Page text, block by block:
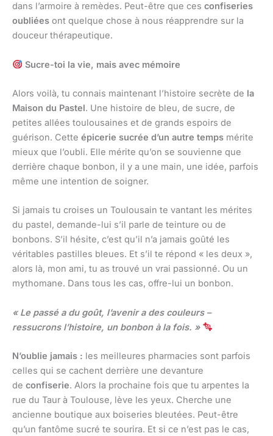
dans l’armoire à remèdes. Peut-être que ces confiseries
oubliées ont quelque chose à nous réapprendre sur la
douceur thérapeutique.
Sucre-toi la vie, mais avec mémoire
Alors voilà, tu connais maintenant l’histoire secrète de la
Maison du Pastel. Une histoire de bleu, de sucre, de
petites allées toulousaines et de grands espoirs de
guérison. Cette épicerie sucrée d’un autre temps mérite
mieux que l’oubli. Elle mérite qu’on se souvienne que
derrière chaque bonbon, il y a une main, une idée, parfois
même une intention de soigner.
Si jamais tu croises un Toulousain te vantant les mérites
du pastel, demande-lui s’il parle de teinture ou de
bonbons. S’il hésite, c’est qu’il n’a jamais goûté les
véritables pastilles bleues. Et s’il te répond « les deux »,
alors là, mon ami, tu as trouvé un vrai passionné. Ou un
mythomane. Dans tous les cas, offre-lui un bonbon.
« Le passé a du goût, l’avenir a des couleurs –
ressucrons l’histoire, un bonbon à la fois. »
N’oublie jamais : les meilleures pharmacies sont parfois
celles qui se cachent derrière une devanture
de confiserie. Alors la prochaine fois que tu arpentes la
rue du Taur à Toulouse, lève les yeux. Cherche une
ancienne boutique aux boiseries bleutées. Peut-être
qu’un fantôme sucré te sourira. Et si ce n’est pas le cas,